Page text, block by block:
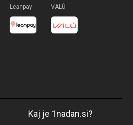
Leanpay VALÚ
Kaj je 1nadan.si?